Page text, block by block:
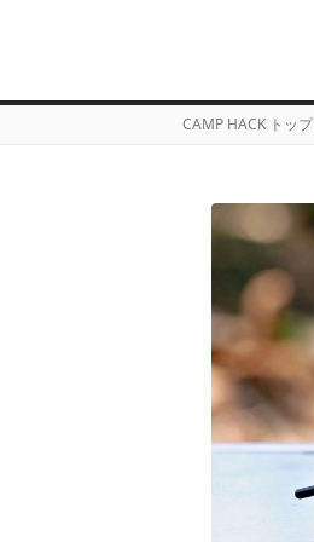
CAMP HACK トップ